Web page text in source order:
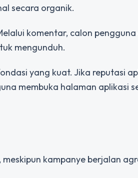
secara organik.
komentar, calon
mengunduh.
yang kuat. Jika reputasi
membuka halaman aplikasi
kampanye berjalan